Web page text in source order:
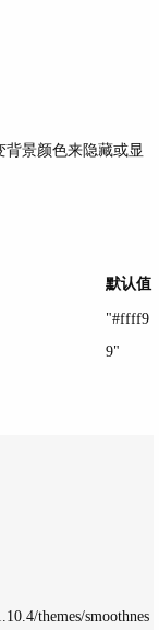
背景颜色来隐藏或显
默认值
"#ffff9
9"